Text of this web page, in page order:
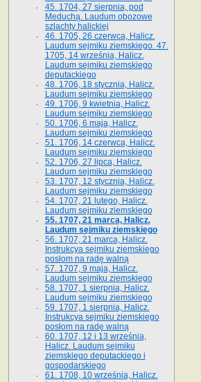
45. 1704, 27 sierpnia, pod
Meduchą. Laudum obozowe
szlachty halickiej
46. 1705, 26 czerwca, Halicz.
Laudum sejmiku ziemskiego. 47.
1705, 14 września, Halicz.
Laudum sejmiku ziemskiego
deputackiego
48. 1706, 18 stycznia, Halicz.
Laudum sejmiku ziemskiego
49. 1706, 9 kwietnia, Halicz.
Laudum sejmiku ziemskiego
50. 1706, 6 maja, Halicz.
Laudum sejmiku ziemskiego
51. 1706, 14 czerwca, Halicz.
Laudum sejmiku ziemskiego
52. 1706, 27 lipca, Halicz.
Laudum sejmiku ziemskiego
53. 1707, 12 stycznia, Halicz.
Laudum sejmiku ziemskiego
54. 1707, 21 lutego, Halicz.
Laudum sejmiku ziemskiego
55. 1707, 21 marca, Halicz.
Laudum sejmiku ziemskiego
56. 1707, 21 marca, Halicz.
Instrukcya sejmiku ziemskiego
posłom na radę walną
57. 1707, 9 maja, Halicz.
Laudum sejmiku ziemskiego
58. 1707, 1 sierpnia, Halicz.
Laudum sejmiku ziemskiego
59. 1707, 1 sierpnia, Halicz.
Instrukcya sejmiku ziemskiego
posłom na radę walną
60. 1707, 12 i 13 września,
Halicz. Laudum sejmiku
ziemskiego deputackiego i
gospodarskiego
61. 1708, 10 września, Halicz.